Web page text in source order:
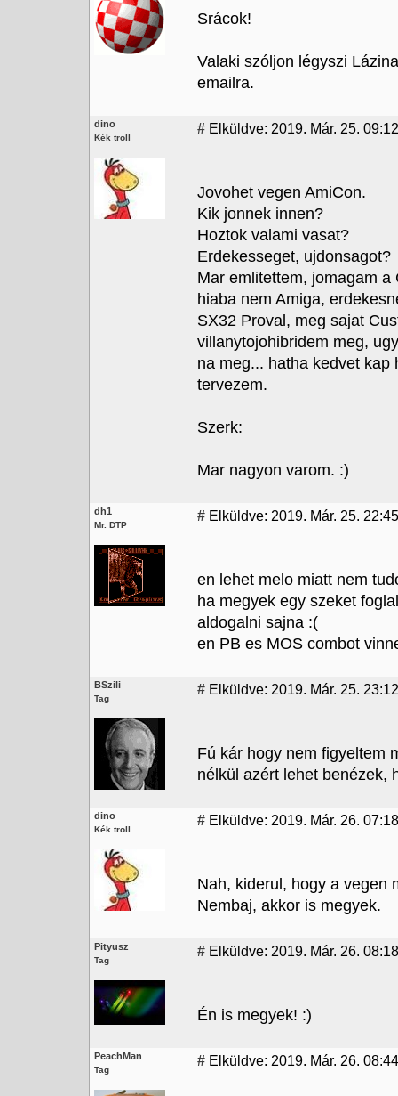
Srácok!
Valaki szóljon légyszi
emailra.
dino
Kék troll
# Elküldve: 2019. Már. 25.
Jovohet vegen AmiCon.
Kik jonnek innen?
Hoztok valami vasat?
Erdekesseget, ujdonsagot?
Mar emlitettem, jomagam
hiaba nem Amiga,
SX32 Proval, meg sajat
villanytojohibridem meg,
na meg... hatha kedvet
tervezem.
Szerk:
Mar nagyon varom. :)
dh1
Mr. DTP
# Elküldve: 2019. Már. 25. 22:45
en lehet melo miatt nem
ha megyek egy szeket
aldogalni sajna :(
en PB es MOS combot
BSzili
Tag
# Elküldve: 2019. Már. 25. 23:12
Fú kár hogy nem figyeltem
nélkül azért lehet benézek,
dino
Kék troll
# Elküldve: 2019. Már. 26. 07:18
Nah, kiderul, hogy a vegen
Nembaj, akkor is megyek.
Pityusz
Tag
# Elküldve: 2019. Már. 26. 08:18
Én is megyek! :)
PeachMan
Tag
# Elküldve: 2019. Már. 26.